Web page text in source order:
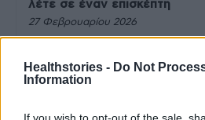
Healthstories - Do Not
Information
If you wish to opt-out of the sale,
λέτε σε έναν επισκέπτη
27 Φεβρουαρίου 2026
την υποστήριξη της Be-Live